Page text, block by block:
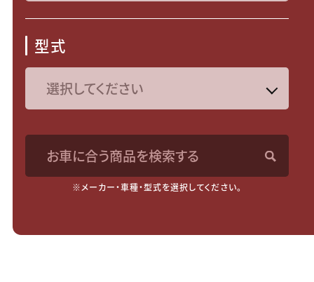
型式
お車に合う商品を検索する
※メーカー・車種・型式を選択してください。